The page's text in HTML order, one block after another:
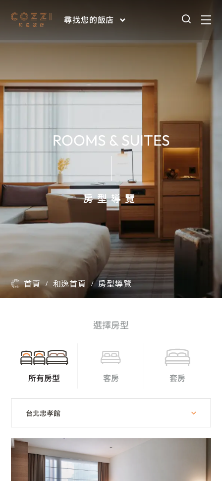
尋找您的飯店
ROOMS & SUITES
房型導覽
首頁 / 和逸首頁 / 房型導覽
選擇房型
所有房型 客房 套房
台北忠孝館